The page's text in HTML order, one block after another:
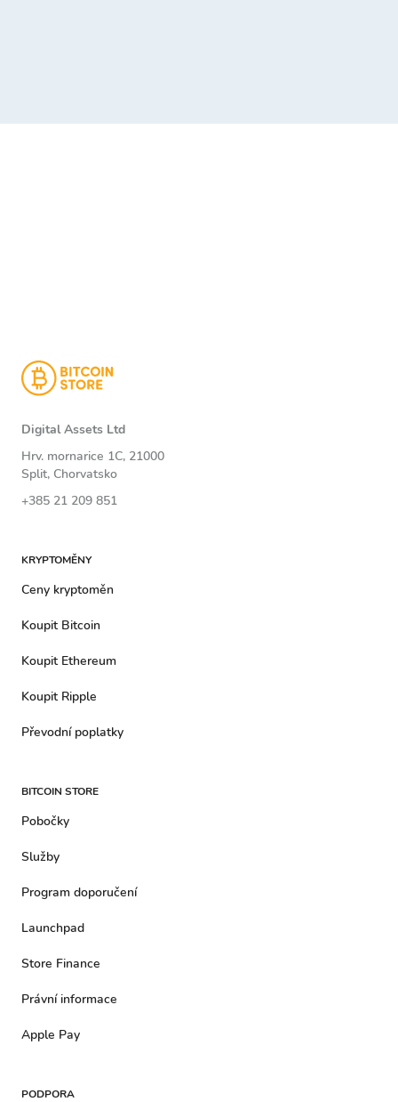
Digital Assets Ltd
Hrv. mornarice 1C, 21000
Split, Chorvatsko
+385 21 209 851
KRYPTOMĚNY
Ceny kryptoměn
Koupit Bitcoin
Koupit Ethereum
Koupit Ripple
Převodní poplatky
BITCOIN STORE
Pobočky
Služby
Program doporučení
Launchpad
Store Finance
Právní informace
Apple Pay
PODPORA